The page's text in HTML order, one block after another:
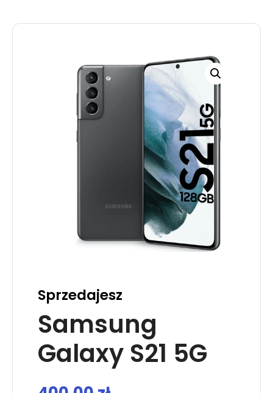
Sprzedajesz
Samsung
Galaxy S21 5G